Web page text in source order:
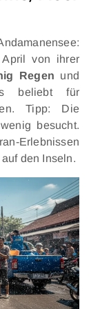
von ihrer
Regen und
beliebt für
Tipp: Die
besucht.
Erlebnissen
den Inseln.